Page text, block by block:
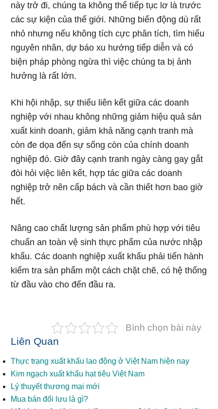
này trở đi, chúng ta không thể tiếp tục lơ là trước
các sự kiện của thế giới. Những biến động dù rất
nhỏ nhưng nếu không tích cực phân tích, tìm hiểu
nguyên nhân, dự báo xu hướng tiếp diễn và có
biện pháp phòng ngừa thì việc chúng ta bị ảnh
hưởng là rất lớn.
Khi hội nhập, sự thiếu liên kết giữa các doanh
nghiệp với nhau không những giảm hiệu quả sản
xuất kinh doanh, giảm khả năng cạnh tranh mà
còn đe dọa đến sự sống còn của chính doanh
nghiệp đó. Giờ đây cạnh tranh ngày càng gay gắt
đòi hỏi việc liên kết, hợp tác giữa các doanh
nghiệp trở nên cấp bách và cần thiết hơn bao giờ
hết.
Nâng cao chất lượng sản phẩm phù hợp với tiêu
chuẩn an toàn vệ sinh thực phẩm của nước nhập
khẩu. Các doanh nghiệp xuất khẩu phải tiến hành
kiểm tra sản phẩm một cách chặt chẽ, có hệ thống
từ đầu vào cho đến đầu ra.
Bình chọn bài này
Liên Quan
Thực trạng xuất khẩu lao động ở Việt Nam hiện nay
Kim ngạch xuất khẩu hạt tiêu Việt Nam
Lý thuyết thương mại mới
Mua bán đối lưu là gì?